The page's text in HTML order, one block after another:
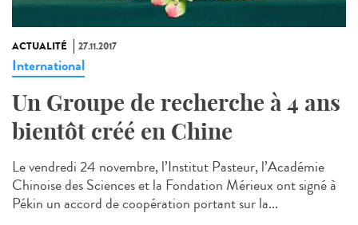
ACTUALITÉ 27.11.2017
International
Un Groupe de recherche à 4 ans
bientôt créé en Chine
Le vendredi 24 novembre, l’Institut Pasteur, l’Académie
Chinoise des Sciences et la Fondation Mérieux ont signé à
Pékin un accord de coopération portant sur la...